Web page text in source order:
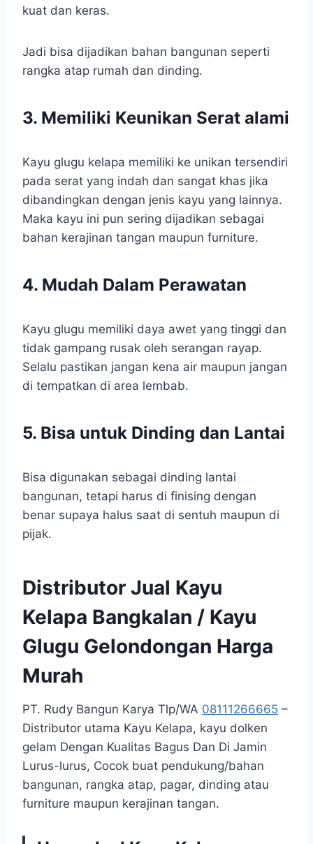
kuat dan keras.
Jadi bisa dijadikan bahan bangunan seperti
rangka atap rumah dan dinding.
3. Memiliki Keunikan Serat alami
Kayu glugu kelapa memiliki ke unikan tersendiri
pada serat yang indah dan sangat khas jika
dibandingkan dengan jenis kayu yang lainnya.
Maka kayu ini pun sering dijadikan sebagai
bahan kerajinan tangan maupun furniture.
4. Mudah Dalam Perawatan
Kayu glugu memiliki daya awet yang tinggi dan
tidak gampang rusak oleh serangan rayap.
Selalu pastikan jangan kena air maupun jangan
di tempatkan di area lembab.
5. Bisa untuk Dinding dan Lantai
Bisa digunakan sebagai dinding lantai
bangunan, tetapi harus di finising dengan
benar supaya halus saat di sentuh maupun di
pijak.
Distributor Jual Kayu
Kelapa Bangkalan / Kayu
Glugu Gelondongan Harga
Murah
PT. Rudy Bangun Karya Tlp/WA 08111266665 –
Distributor utama Kayu Kelapa, kayu dolken
gelam Dengan Kualitas Bagus Dan Di Jamin
Lurus-lurus, Cocok buat pendukung/bahan
bangunan, rangka atap, pagar, dinding atau
furniture maupun kerajinan tangan.